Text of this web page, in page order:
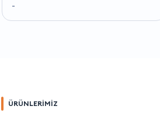
ÜRÜNLERİMİZ